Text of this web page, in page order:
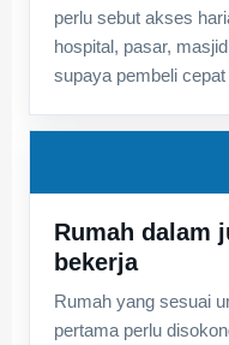
perlu sebut akses
hospital, pasar,
supaya pembeli
Rumah dalam
bekerja
Rumah yang sesuai
pertama perlu